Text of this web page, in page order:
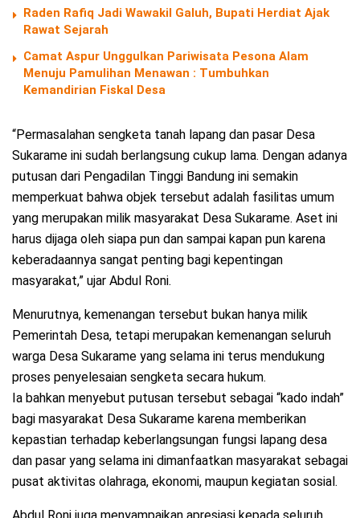
Raden Rafiq Jadi Wawakil Galuh, Bupati Herdiat Ajak
Rawat Sejarah
Camat Aspur Unggulkan Pariwisata Pesona Alam
Menuju Pamulihan Menawan : Tumbuhkan
Kemandirian Fiskal Desa
“Permasalahan sengketa tanah lapang dan pasar Desa
Sukarame ini sudah berlangsung cukup lama. Dengan adanya
putusan dari Pengadilan Tinggi Bandung ini semakin
memperkuat bahwa objek tersebut adalah fasilitas umum
yang merupakan milik masyarakat Desa Sukarame. Aset ini
harus dijaga oleh siapa pun dan sampai kapan pun karena
keberadaannya sangat penting bagi kepentingan
masyarakat,” ujar Abdul Roni.
Menurutnya, kemenangan tersebut bukan hanya milik
Pemerintah Desa, tetapi merupakan kemenangan seluruh
warga Desa Sukarame yang selama ini terus mendukung
proses penyelesaian sengketa secara hukum.
Ia bahkan menyebut putusan tersebut sebagai “kado indah”
bagi masyarakat Desa Sukarame karena memberikan
kepastian terhadap keberlangsungan fungsi lapang desa
dan pasar yang selama ini dimanfaatkan masyarakat sebagai
pusat aktivitas olahraga, ekonomi, maupun kegiatan sosial.